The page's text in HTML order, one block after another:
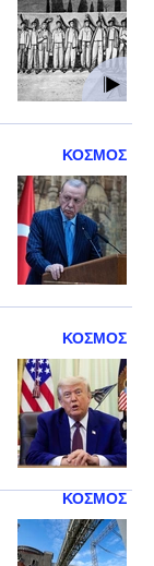
ΚΟΣΜΟΣ
ΚΟΣΜΟΣ
ΚΟΣΜΟΣ